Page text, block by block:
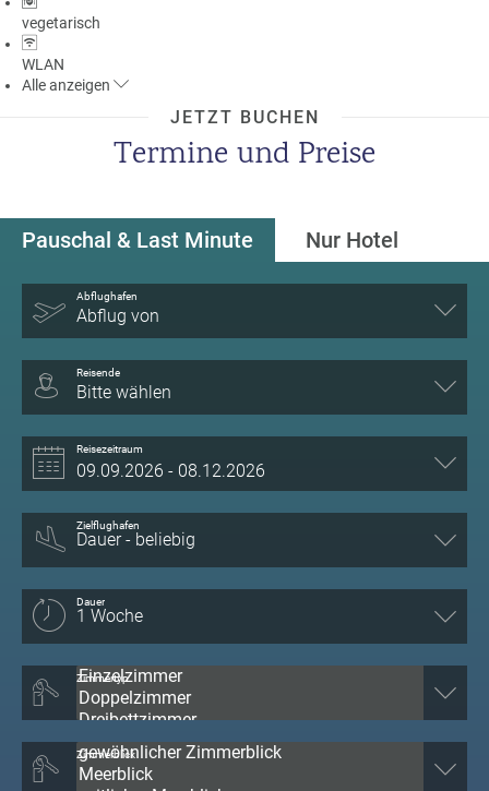
vegetarisch
WLAN
Alleanzeigen
JETZT BUCHEN
Termine und Preise
Pauschal & Last Minute Nur Hotel
Abflughafen
Abflug von
Reisende
Bitte wählen
Reisezeitraum
Zielflughafen
Dauer
Zimmertyp
Zimmerblick